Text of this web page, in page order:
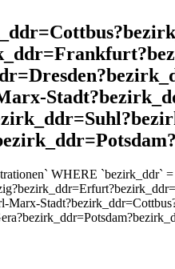
WHERE `bezirk_ddr`